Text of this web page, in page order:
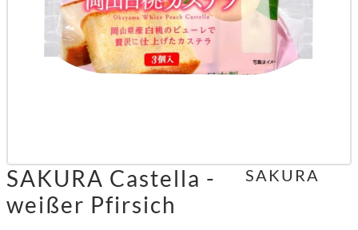
SAKURA Castella -
weißer Pfirsich
SAKURA